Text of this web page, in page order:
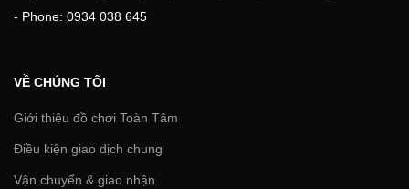
- Phone: 0934 038 645
VỀ CHÚNG TÔI
Giới thiệu đồ chơi Toàn Tâm
Điều kiện giao dịch chung
Vận chuyển & giao nhận